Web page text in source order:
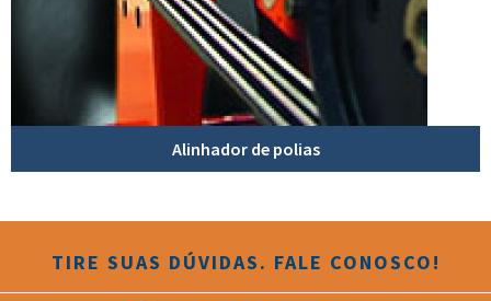
Alinhador de polias
TIRE SUAS DÚVIDAS. FALE CONOSCO!